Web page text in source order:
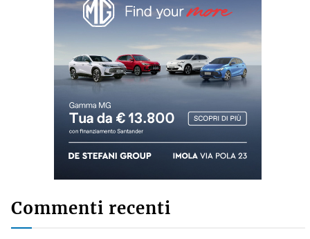
Commenti recenti